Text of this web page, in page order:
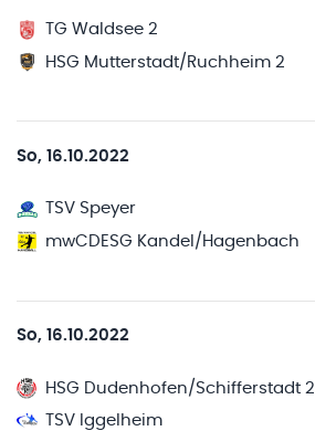
TG Waldsee 2
HSG Mutterstadt/Ruchheim 2
So, 16.10.2022
TSV Speyer
mwCDESG Kandel/Hagenbach
So, 16.10.2022
HSG Dudenhofen/Schifferstadt 2
TSV Iggelheim